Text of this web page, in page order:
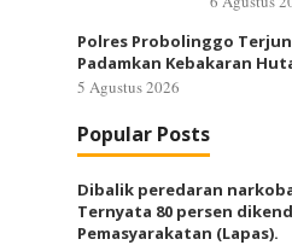
Polres Probolinggo
Padamkan Kebakaran
5 Agustus 2026
Popular Posts
Dibalik peredaran
Ternyata 80 persen
Pemasyarakatan (Lapas).